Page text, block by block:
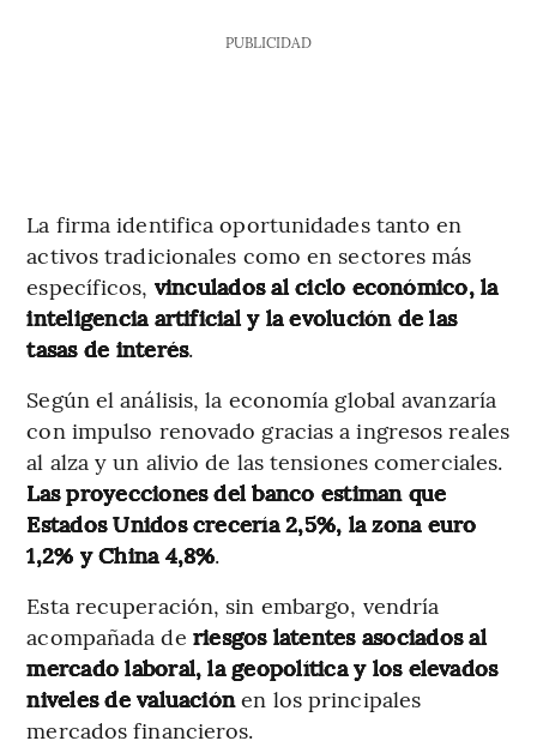
PUBLICIDAD
La firma identifica oportunidades tanto en
activos tradicionales como en sectores más
específicos, vinculados al ciclo económico, la
inteligencia artificial y la evolución de las
tasas de interés.
Según el análisis, la economía global avanzaría
con impulso renovado gracias a ingresos reales
al alza y un alivio de las tensiones comerciales.
Las proyecciones del banco estiman que
Estados Unidos crecería 2,5%, la zona euro
1,2% y China 4,8%.
Esta recuperación, sin embargo, vendría
acompañada de riesgos latentes asociados al
mercado laboral, la geopolítica y los elevados
niveles de valuaciónen los principales
mercados financieros.